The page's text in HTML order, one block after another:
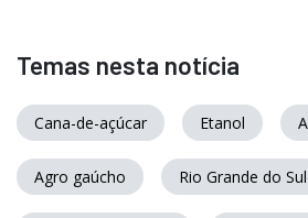
Temas nesta notícia
Cana-de-açúcar Etanol
Agro gaúcho Rio Grande do Sul